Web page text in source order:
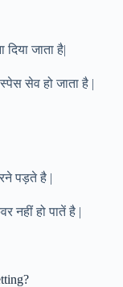
जाता है|
सेव हो जाता है |
पड़ते है |
नहीं हो पातें है |